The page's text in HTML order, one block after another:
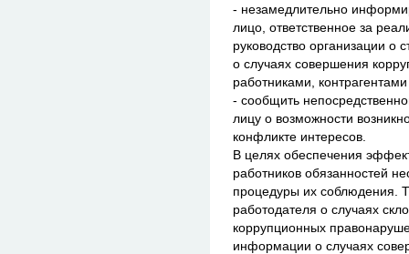
- незамедлительно
лицо, ответственное за
руководство организации о
о случаях совершения
работниками,
- сообщить
лицу о возможности
конфликте интересов.
В целях обеспечения
работников обязанностей
процедуры их соблюдения.
работодателя о случаях
коррупционных
информации о случаях